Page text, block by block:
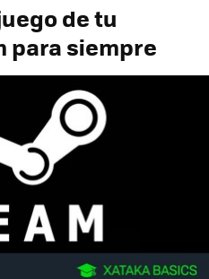
de tu
para siempre